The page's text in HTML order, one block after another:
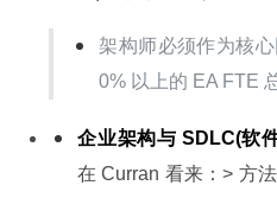
架构师必须作为核
0% 以上的 EA FTE
企业架构与 SDLC(软
在 Curran 看来：> 方